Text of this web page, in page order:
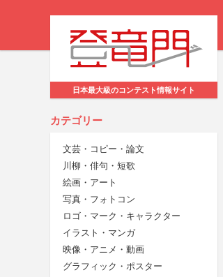
日本最大級のコンテスト情報サイト
カテゴリー
文芸・コピー・論文
川柳・俳句・短歌
絵画・アート
写真・フォトコン
ロゴ・マーク・キャラクター
イラスト・マンガ
映像・アニメ・動画
グラフィック・ポスター